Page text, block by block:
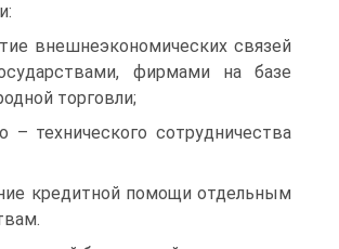
внешнеэкономических связей
фирмами на базе
торговли;
– технического сотрудничества
кредитной помощи отдельным